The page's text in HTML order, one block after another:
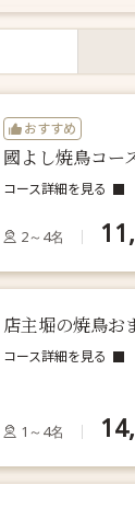
おすすめ
國よし焼鳥コー
コース詳細を見る
2～4名
店主堀の焼鳥お
コース詳細を見る
1～4名